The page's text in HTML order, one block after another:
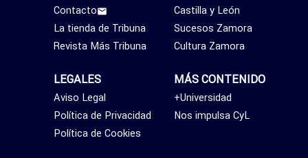
Castilla y León
Sucesos Zamora
Cultura Zamora
MÁS CONTENIDO
+Universidad
Nos impulsa CyL
Contacto
La tienda de Tribuna
Revista Más Tribuna
LEGALES
Aviso Legal
Política de Privacidad
Política de Cookies